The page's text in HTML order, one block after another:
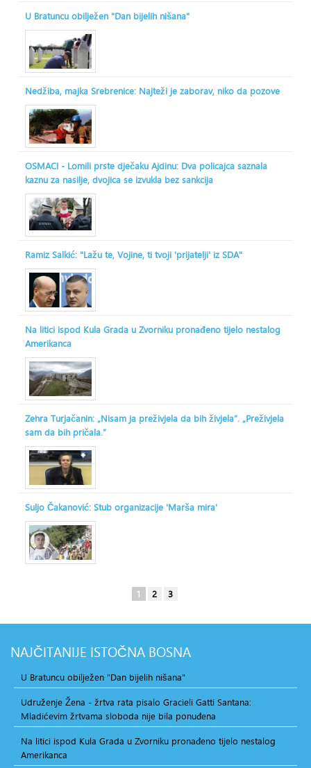
U Bratuncu obilježen "Dan bijelih nišana"
Nedžiba, majka Srebrenice: Najteži je zaborav, niko da pozove
OSMACI - Lomili prste dječaku Ajdinu: Dva policajca saznala
kaznu za nasilje, dvojica se izvukla bez sankcija
Ramiz Salkić: "Lažu te, Vojine, ti tvoji 'prijatelji' iz SDA"
Na litici ispod Kula Grada u Zvorniku pronađeno tijelo nestalog
Amerikanca
Zehra Turjačanin: „Nisam ja preživjela da bih živjela“. „Preživjela
sam da bih pričala.“
Suljo Čakanović: Stub organizacije 'Marša mira'
1 2 3
NAJČITANIJE ISTOČNA BOSNA
U Bratuncu obilježen "Dan bijelih nišana"
Udruženje Žena - žrtva rata pisalo Gracieli Gatti Santana:
Mladićevim žrtvama sloboda nije bila ponuđena
Na litici ispod Kula Grada u Zvorniku pronađeno tijelo nestalog
Amerikanca